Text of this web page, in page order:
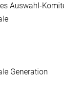
Auswahl-
Generation